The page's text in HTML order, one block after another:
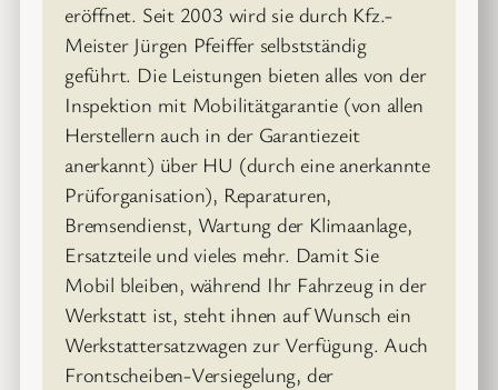
eröffnet. Seit 2003 wird sie durch Kfz.-
Meister Jürgen Pfeiffer selbstständig
geführt. Die Leistungen bieten alles von der
Inspektion mit Mobilitätgarantie (von allen
Herstellern auch in der Garantiezeit
anerkannt) über HU (durch eine anerkannte
Prüforganisation), Reparaturen,
Bremsendienst, Wartung der Klimaanlage,
Ersatzteile und vieles mehr. Damit Sie
Mobil bleiben, während Ihr Fahrzeug in der
Werkstatt ist, steht ihnen auf Wunsch ein
Werkstattersatzwagen zur Verfügung. Auch
Frontscheiben-Versiegelung, der